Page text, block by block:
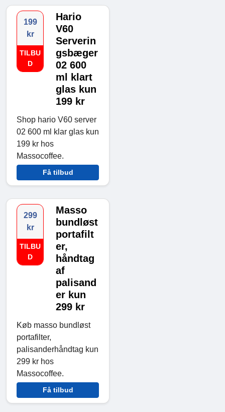
199
kr
TILBU
D
Hario
V60
Serverin
gsbæger
02 600
ml klart
glas kun
199 kr
Shop hario V60 server
02 600 ml klar glas kun
199 kr hos
Massocoffee.
Få tilbud
299
kr
TILBU
D
Masso
bundløst
portafilt
er,
håndtag
af
palisand
er kun
299 kr
Køb masso bundløst
portafilter,
palisanderhåndtag kun
299 kr hos
Massocoffee.
Få tilbud